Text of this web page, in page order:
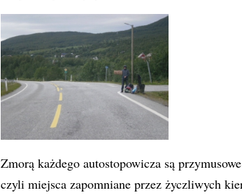
Zmorą każdego autostopowicza są
czyli miejsca zapomniane przez życzliwych